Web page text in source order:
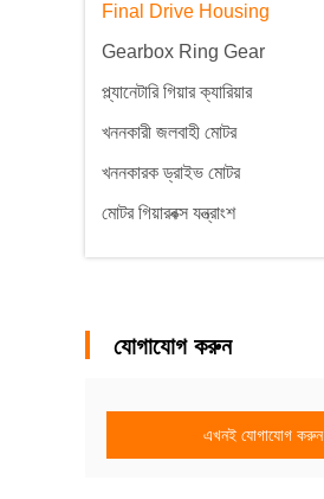
Final Drive Housing
Gearbox Ring Gear
প্ল্যানেটারি গিয়ার ক্যারিয়ার
খননকারী জলবাহী মোটর
খননকারক ড্রাইভ মোটর
মোটর গিয়ারবক্স যন্ত্রাংশ
যোগাযোগ করুন
এখনই যোগাযোগ করুন